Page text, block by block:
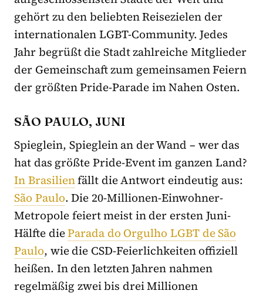
gehört zu den beliebten Reisezielen der
internationalen LGBT-Community. Jedes
Jahr begrüßt die Stadt zahlreiche Mitglieder
der Gemeinschaft zum gemeinsamen Feiern
der größten Pride-Parade im Nahen Osten.
SÃO PAULO, JUNI
Spieglein, Spieglein an der Wand – wer das
hat das größte Pride-Event im ganzen Land?
In Brasilienfällt die Antwort eindeutig aus:
São Paulo. Die 20-Millionen-Einwohner-
Metropole feiert meist in der ersten Juni-
Hälfte dieParada do Orgulho LGBT de São
Paulo, wie die CSD-Feierlichkeiten offiziell
heißen. In den letzten Jahren nahmen
regelmäßig zwei bis drei Millionen